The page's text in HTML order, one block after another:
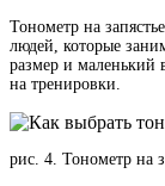
Тонометр на
людей, которые
размер и маленький
на тренировки.
рис. 4. Тонометр на